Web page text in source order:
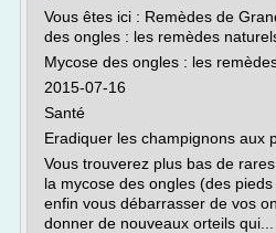
Vous êtes ici : Remèdes de
des ongles : les remèdes
Mycose des ongles : les
2015-07-16
Santé
Eradiquer les champignons aux
Vous trouverez plus bas de
la mycose des ongles (des
enfin vous débarrasser de vos
donner de nouveaux orteils qui...